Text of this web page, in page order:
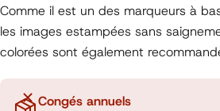
Comme il est un des marqueurs à
les images estampées sans
colorées sont également
Congés annuels